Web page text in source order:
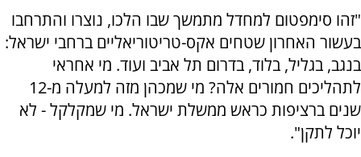
"זהו סימפטום למחדל מתמשך שבו הלכו, נוצרו והתרחבו
בעשור האחרון שטחים אקס-טריטוריאליים ברחבי ישראל:
בנגב, בגליל, בלוד, בדרום תל אביב ועוד. מי אחראי
לתהליכים חמורים אלה? מי שמכהן מזה למעלה מ-12
שנים ברציפות כראש ממשלת ישראל. מי שמקלקל - לא
יוכל לתקן".